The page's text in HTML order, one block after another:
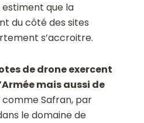
que la
du côté des sites
s’accroitre.
de drone exercent
mais aussi de
comme Safran, par
le domaine de